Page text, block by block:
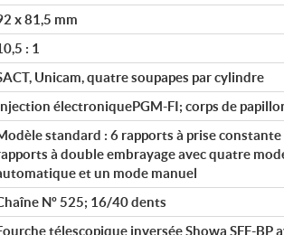
x 81,5 mm
: 1
Unicam, quatre soupapes par cylindre
électroniquePGM-FI; corps de
standard : 6 rapports à prise
à double embrayage avec quatre
et un mode manuel
Nº 525; 16/40 dents
télescopique inversée Showa SFF-